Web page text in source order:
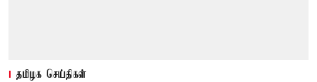
தமிழக செய்திகள்